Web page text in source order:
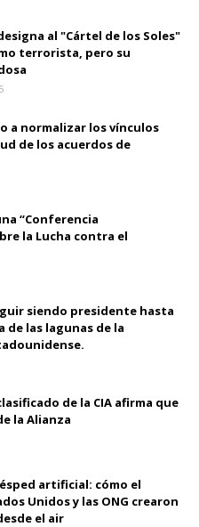
al "Cártel de los Soles"
terrorista, pero su
a normalizar los vínculos
de los acuerdos de
“Conferencia
la Lucha contra el
siendo presidente hasta
de las lagunas de la
de la CIA afirma que
la Alianza
artificial: cómo el
Unidos y las ONG crearon
el air